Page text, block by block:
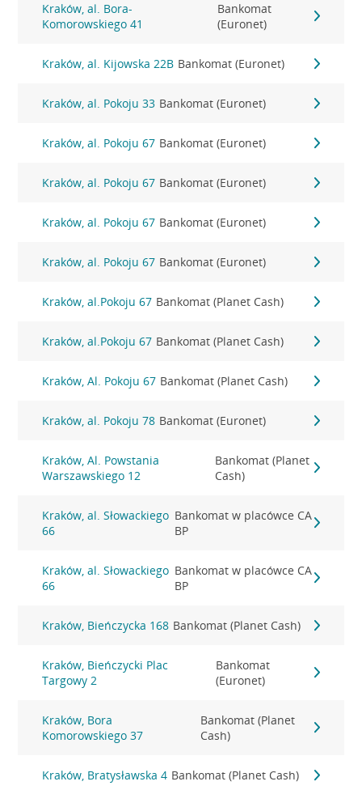
Kraków, al. Bora-
Komorowskiego 41
Bankomat
(Euronet)
Kraków, al. Kijowska 22B Bankomat (Euronet)
Kraków, al. Pokoju 33 Bankomat (Euronet)
Kraków, al. Pokoju 67 Bankomat (Euronet)
Kraków, al. Pokoju 67 Bankomat (Euronet)
Kraków, al. Pokoju 67 Bankomat (Euronet)
Kraków, al. Pokoju 67 Bankomat (Euronet)
Kraków, al.Pokoju 67 Bankomat (Planet Cash)
Kraków, al.Pokoju 67 Bankomat (Planet Cash)
Kraków, Al. Pokoju 67 Bankomat (Planet Cash)
Kraków, al. Pokoju 78 Bankomat (Euronet)
Kraków, Al. Powstania
Warszawskiego 12
Bankomat (Planet
Cash)
Kraków, al. Słowackiego
66
Bankomat w placówce CA
BP
Kraków, al. Słowackiego
66
Bankomat w placówce CA
BP
Kraków, Bieńczycka 168 Bankomat (Planet Cash)
Kraków, Bieńczycki Plac
Targowy 2
Bankomat
(Euronet)
Kraków, Bora
Komorowskiego 37
Bankomat (Planet
Cash)
Kraków, Bratysławska 4 Bankomat (Planet Cash)